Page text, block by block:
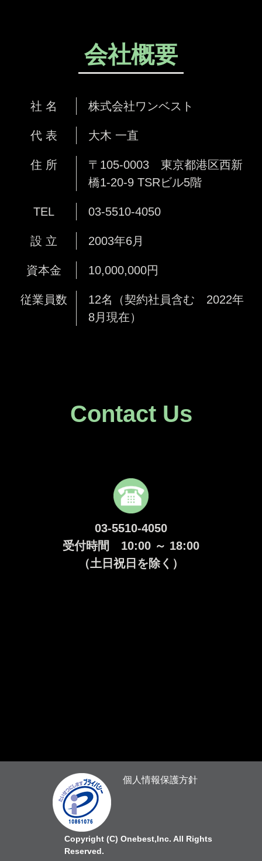
会社概要
社 名 株式会社ワンベスト
代 表 大木 一直
住 所
〒105-0003 東京都港区西新
橋1-20-9 TSRビル5階
TEL 03-5510-4050
設 立 2003年6月
資本金 10,000,000円
従業員数
12名（契約社員含む 2022年
8月現在）
Contact Us
03-5510-4050
受付時間 10:00 ～ 18:00
（土日祝日を除く）
個人情報保護方針
Copyright (C) Onebest,Inc. All Rights
Reserved.